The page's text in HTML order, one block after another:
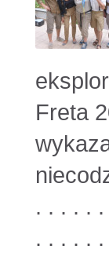
Freta
. . . . .
. . . . .